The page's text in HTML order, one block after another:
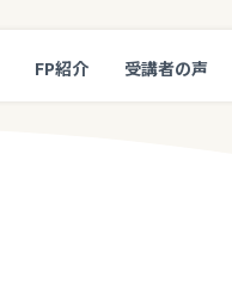
FP紹介 受講者の声